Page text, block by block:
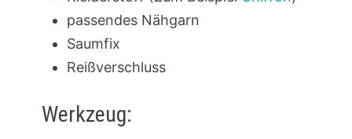
passendes Nähgarn
Saumfix
Reißverschluss
Werkzeug: